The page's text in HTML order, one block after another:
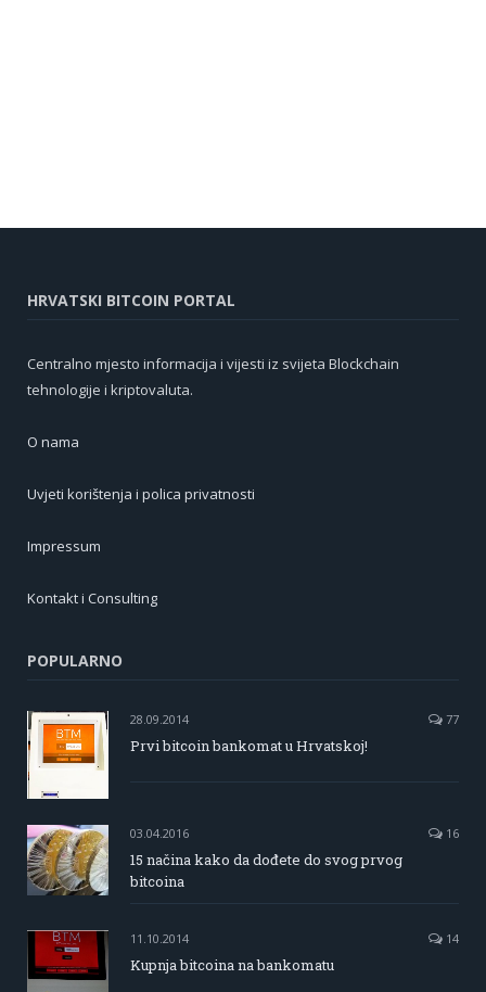
HRVATSKI BITCOIN PORTAL
Centralno mjesto informacija i vijesti iz svijeta Blockchain
tehnologije i kriptovaluta.
O nama
Uvjeti korištenja i polica privatnosti
Impressum
Kontakt i Consulting
POPULARNO
28.09.2014 77
Prvi bitcoin bankomat u Hrvatskoj!
03.04.2016 16
15 načina kako da dođete do svog prvog
bitcoina
11.10.2014 14
Kupnja bitcoina na bankomatu